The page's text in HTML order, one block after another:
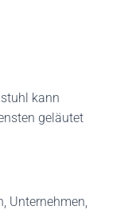
kann
geläutet
Unternehmen,